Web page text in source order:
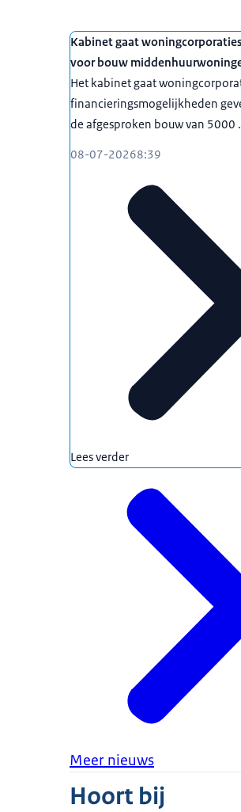
Kabinet gaat
voor bouw
Het kabinet gaat
financieringsmogelijkheden
de afgesproken bouw van 5000
08-07-20268:39
Lees verder
Meer nieuws
Hoort bij